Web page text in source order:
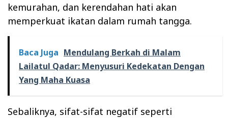
kemurahan, dan kerendahan hati akan
memperkuat ikatan dalam rumah tangga.
Baca Juga Mendulang Berkah di Malam
Lailatul Qadar: Menyusuri Kedekatan Dengan
Yang Maha Kuasa
Sebaliknya, sifat-sifat negatif seperti